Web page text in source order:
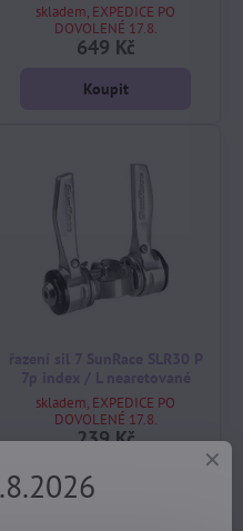
skladem, EXPEDICE PO
DOVOLENÉ 17.8.
649 Kč
Koupit
skladem, EXPEDICE PO
DOVOLENÉ 17.8.
239 Kč
Koupit